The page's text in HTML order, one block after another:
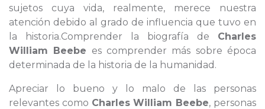
sujetos cuya vida, realmente, merece nuestra
atención debido al grado de influencia que tuvo en
la historia.Comprender la biografía de Charles
William Beebe es comprender más sobre época
determinada de la historia de la humanidad.
Apreciar lo bueno y lo malo de las personas
relevantes como Charles William Beebe, personas